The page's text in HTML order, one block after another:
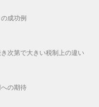
成功例
次第で大きい税制上の違い
の期待